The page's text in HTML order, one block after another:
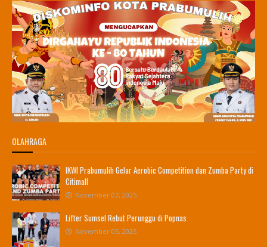
OLAHRAGA
IKWI Prabumulih Gelar Aerobic Competition dan Zumba Party di
Citimall
November 07, 2025
Lifter Sumsel Rebut Perunggu di Popnas
November 05, 2025